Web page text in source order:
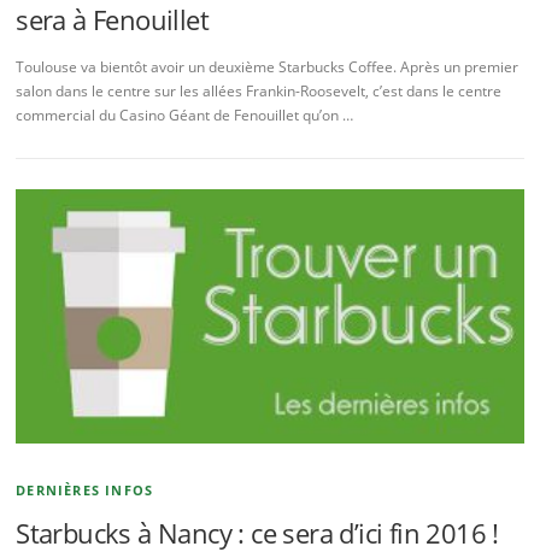
sera à Fenouillet
Toulouse va bientôt avoir un deuxième Starbucks Coffee. Après un premier
salon dans le centre sur les allées Frankin-Roosevelt, c’est dans le centre
commercial du Casino Géant de Fenouillet qu’on …
DERNIÈRES INFOS
Starbucks à Nancy : ce sera d’ici fin 2016 !